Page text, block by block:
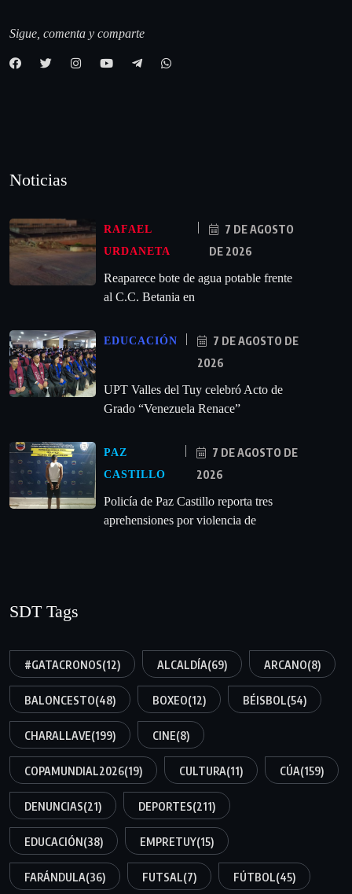
Sigue, comenta y comparte
Noticias
RAFAEL
URDANETA
7 DE AGOSTO
DE 2026
Reaparece bote de agua potable frente
al C.C. Betania en
EDUCACIÓN
7 DE AGOSTO DE
2026
UPT Valles del Tuy celebró Acto de
Grado “Venezuela Renace”
PAZ
CASTILLO
7 DE AGOSTO DE
2026
‎Policía de Paz Castillo reporta tres
aprehensiones por violencia de
SDT Tags
#GATACRONOS(12) ALCALDÍA(69) ARCANO(8)
BALONCESTO(48) BOXEO(12) BÉISBOL(54)
CHARALLAVE(199) CINE(8)
COPAMUNDIAL2026(19) CULTURA(11) CÚA(159)
DENUNCIAS(21) DEPORTES(211)
EDUCACIÓN(38) EMPRETUY(15)
FARÁNDULA(36) FUTSAL(7) FÚTBOL(45)